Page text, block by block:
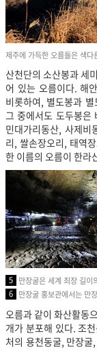
제주에 가득한 오름들은 색
산천단의 소산봉과 세
어 있는 오름이다. 해
비롯하여, 별도봉과
그 중에서도 도두봉은
민대가리동산, 사제
리, 쌀손장오리, 태역
한 이름의 오름이 한라
5 만장굴은 세계 최장 길이
6 만장굴 홍보관에서는 만
오름과 같이 화산활동
개가 분포해 있다. 조
처의 용천동굴, 만장